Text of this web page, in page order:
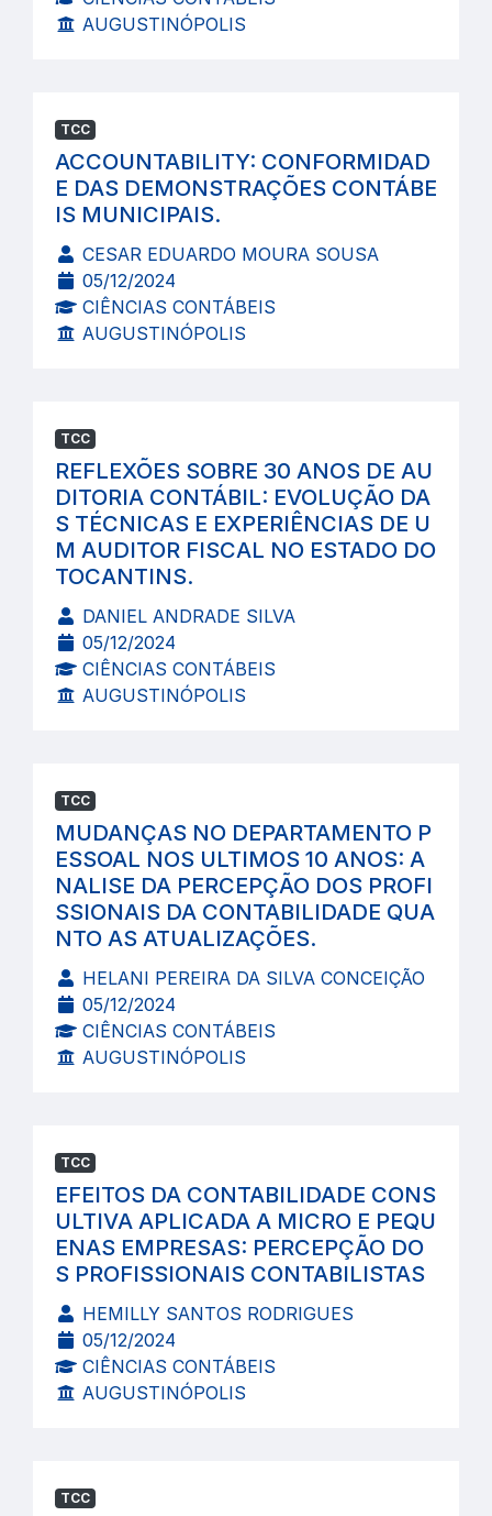
AUGUSTINÓPOLIS
TCC
ACCOUNTABILITY: CONFORMIDAD
E DAS DEMONSTRAÇÕES CONTÁBE
IS MUNICIPAIS.
CESAR EDUARDO MOURA SOUSA
05/12/2024
CIÊNCIAS CONTÁBEIS
AUGUSTINÓPOLIS
TCC
REFLEXÕES SOBRE 30 ANOS DE AU
DITORIA CONTÁBIL: EVOLUÇÃO DA
S TÉCNICAS E EXPERIÊNCIAS DE U
M AUDITOR FISCAL NO ESTADO DO
TOCANTINS.
DANIEL ANDRADE SILVA
05/12/2024
CIÊNCIAS CONTÁBEIS
AUGUSTINÓPOLIS
TCC
MUDANÇAS NO DEPARTAMENTO P
ESSOAL NOS ULTIMOS 10 ANOS: A
NALISE DA PERCEPÇÃO DOS PROFI
SSIONAIS DA CONTABILIDADE QUA
NTO AS ATUALIZAÇÕES.
HELANI PEREIRA DA SILVA CONCEIÇÃO
05/12/2024
CIÊNCIAS CONTÁBEIS
AUGUSTINÓPOLIS
TCC
EFEITOS DA CONTABILIDADE CONS
ULTIVA APLICADA A MICRO E PEQU
ENAS EMPRESAS: PERCEPÇÃO DO
S PROFISSIONAIS CONTABILISTAS
HEMILLY SANTOS RODRIGUES
05/12/2024
CIÊNCIAS CONTÁBEIS
AUGUSTINÓPOLIS
TCC